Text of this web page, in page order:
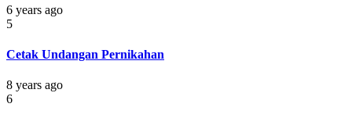
6 years ago
5
Cetak Undangan Pernikahan
8 years ago
6